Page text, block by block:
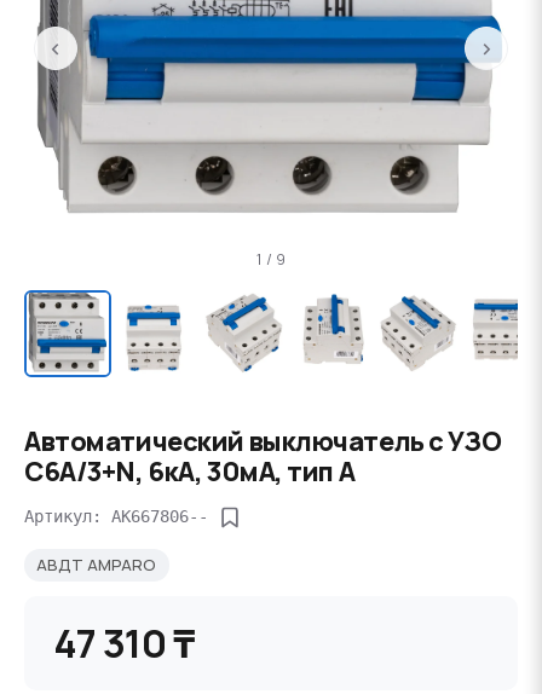
‹ ›
1 / 9
Автоматический выключатель с УЗО
C6А/3+N, 6кА, 30мА, тип А
Артикул: AK667806--
АВДТ AMPARO
47 310 ₸